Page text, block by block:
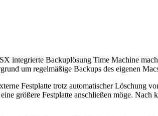
integrierte Backuplösung Time Machine
um regelmäßige Backups des eigenen
Festplatte trotz automatischer Löschung
größere Festplatte anschließen möge.